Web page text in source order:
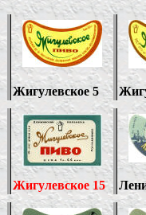
Жигулевское 5
Жигулевское 15